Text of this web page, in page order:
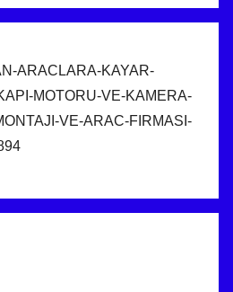
ARACLARA-KAYAR-
MOTORU-VE-KAMERA-
VE-ARAC-FIRMASI-